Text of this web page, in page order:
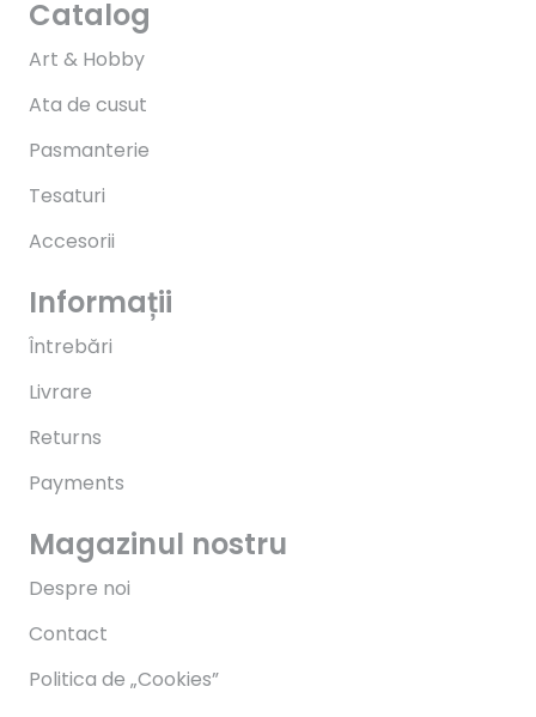
Catalog
Art & Hobby
Ata de cusut
Pasmanterie
Tesaturi
Accesorii
Informații
Întrebări
Livrare
Returns
Payments
Magazinul nostru
Despre noi
Contact
Politica de „Cookies”